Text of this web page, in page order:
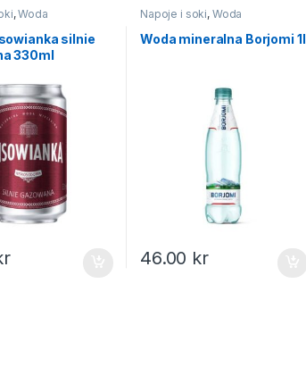
,Woda
silnie
330ml
Napoje i soki, Woda
Woda mineralna Borjomi 1l
46.00 kr